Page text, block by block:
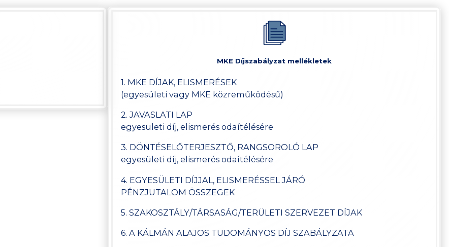
MKE Díjszabályzat mellékletek
1. MKE DÍJAK, ELISMERÉSEK
(egyesületi vagy MKE közreműködésű)
2. JAVASLATI LAP
egyesületi díj, elismerés odaítélésére
3. DÖNTÉSELŐTERJESZTŐ, RANGSOROLÓ LAP
egyesületi díj, elismerés odaítélésére
4. EGYESÜLETI DÍJJAL, ELISMERÉSSEL JÁRÓ
PÉNZJUTALOM ÖSSZEGEK
5. SZAKOSZTÁLY/TÁRSASÁG/TERÜLETI SZERVEZET DÍJAK
6. A KÁLMÁN ALAJOS TUDOMÁNYOS DÍJ SZABÁLYZATA